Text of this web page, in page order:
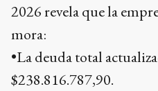
2026 revela que la
mora:
•La deuda total
$238.816.787,90.